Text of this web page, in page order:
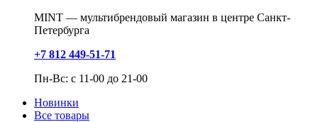
MINT — мультибрендовый магазин в центре Санкт-
Петербурга
+7 812 449-51-71
Пн-Вс: с 11-00 до 21-00
Новинки
Все товары